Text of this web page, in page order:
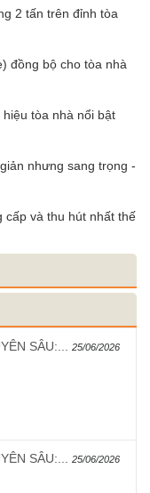
2 tấn trên đỉnh tòa
đồng bộ cho tòa nhà
tòa nhà nổi bật
nhưng sang trọng -
cấp và thu hút nhất thế
SÂU:... 25/06/2026
SÂU:... 25/06/2026